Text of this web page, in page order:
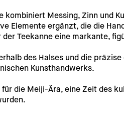
kombiniert Messing, Zinn und
Elemente ergänzt, die die
Teekanne eine markante,
des Halses und die
Kunsthandwerks.
die Meiji-Ära, eine Zeit des